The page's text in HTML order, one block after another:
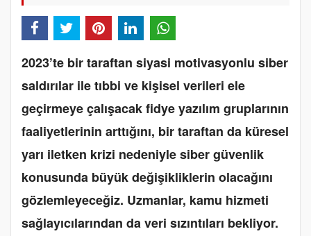
2023’te bir taraftan siyasi motivasyonlu siber
saldırılar ile tıbbi ve kişisel verileri ele
geçirmeye çalışacak fidye yazılım gruplarının
faaliyetlerinin arttığını, bir taraftan da küresel
yarı iletken krizi nedeniyle siber güvenlik
konusunda büyük değişikliklerin olacağını
gözlemleyeceğiz. Uzmanlar, kamu hizmeti
sağlayıcılarından da veri sızıntıları bekliyor.